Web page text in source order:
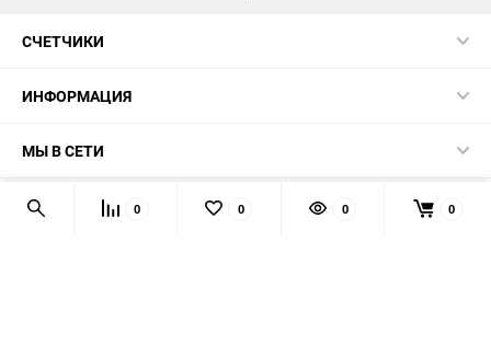
СЧЕТЧИКИ
ИНФОРМАЦИЯ
МЫ В СЕТИ
КОНТАКТЫ 0 0 0 0